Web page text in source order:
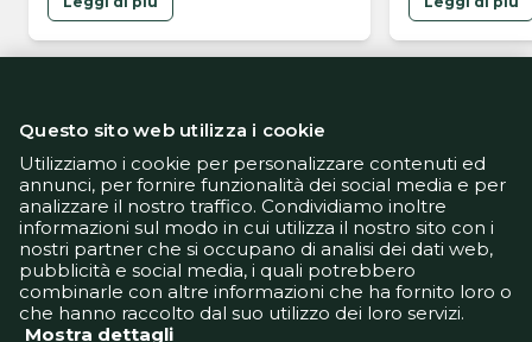
dell’Arsenal
del Napoli,
Gunners sono
soltanto …
Informativa Privacy
Informativa Cookie
Tech App
Gestione preferenze
support@goldbetlive.it
Questo sito web utilizza i cookie
Utilizziamo i cookie per personalizzare contenuti ed
annunci, per fornire funzionalità dei social media e per
analizzare il nostro traffico. Condividiamo inoltre
informazioni sul modo in cui utilizza il nostro sito con i
nostri partner che si occupano di analisi dei dati web,
pubblicità e social media, i quali potrebbero
combinarle con altre informazioni che ha fornito loro o
che hanno raccolto dal suo utilizzo dei loro servizi.
Mostra dettagli